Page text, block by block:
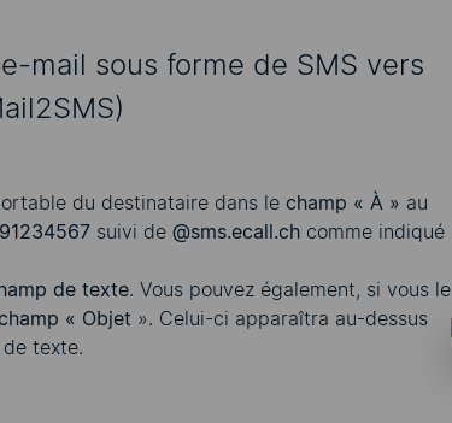
mail sous forme de SMS vers
du destinataire dans le champ « À » au
suivi de @sms.ecall.ch comme indiqué
de texte. Vous pouvez également, si vous le
« Objet ». Celui-ci apparaîtra au-dessus
texte.